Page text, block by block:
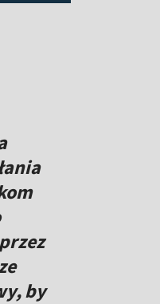
by